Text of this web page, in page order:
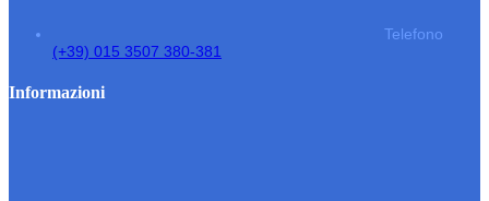
Telefono
(+39) 015 3507 380-381
Informazioni